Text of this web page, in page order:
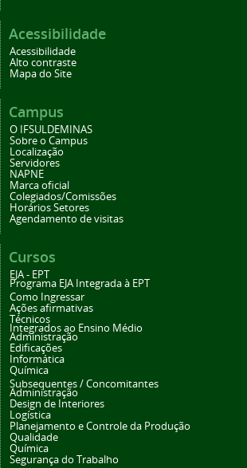
Acessibilidade
Acessibilidade
Alto contraste
Mapa do Site
Campus
O IFSULDEMINAS
Sobre o Campus
Localização
Servidores
NAPNE
Marca oficial
Colegiados/Comissões
Horários Setores
Agendamento de visitas
Cursos
EJA - EPT
Programa EJA Integrada à EPT
Como Ingressar
Ações afirmativas
Técnicos
Integrados ao Ensino Médio
Administração
Edificações
Informática
Química
Subsequentes / Concomitantes
Administração
Design de Interiores
Logística
Planejamento e Controle da Produção
Qualidade
Química
Segurança do Trabalho